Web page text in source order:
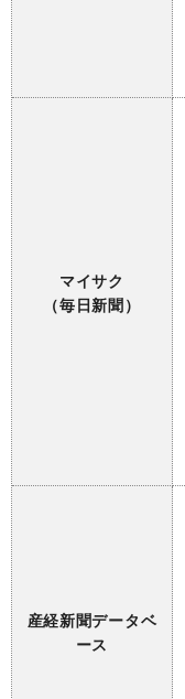
マイサク
（毎日新聞）
産経新聞データベ
ース